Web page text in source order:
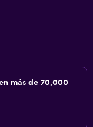
más de 70,000